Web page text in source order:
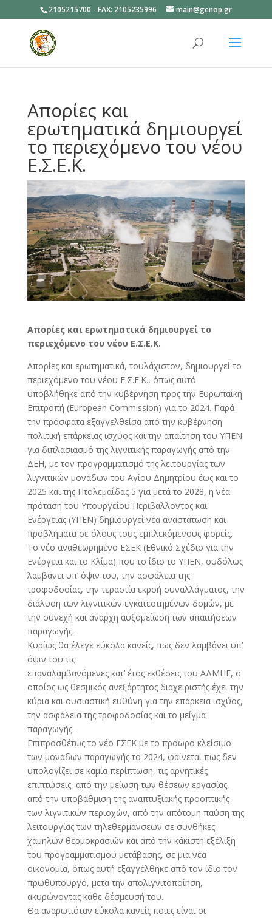
2105215700 - FAX: 2105235996 main@genop.gr
Απορίες και
ερωτηματικά δημιουργεί
το περιεχόμενο του νέου
Ε.Σ.Ε.Κ.
Απορίες και ερωτηματικά δημιουργεί το
περιεχόμενο του νέου Ε.Σ.Ε.Κ.
Απορίες και ερωτηματικά, τουλάχιστον, δημιουργεί το
περιεχόμενο του νέου Ε.Σ.Ε.Κ., όπως αυτό
υποβλήθηκε από την κυβέρνηση προς την Ευρωπαϊκή
Επιτροπή (European Commission) για το 2024. Παρά
την πρόσφατα εξαγγελθείσα από την κυβέρνηση
πολιτική επάρκειας ισχύος και την απαίτηση του ΥΠΕΝ
για διπλασιασμό της λιγνιτικής παραγωγής από την
ΔΕΗ, με τον προγραμματισμό της λειτουργίας των
λιγνιτικών μονάδων του Αγίου Δημητρίου έως και το
2025 και της Πτολεμαΐδας 5 για μετά το 2028, η νέα
πρόταση του Υπουργείου Περιβάλλοντος και
Ενέργειας (ΥΠΕΝ) δημιουργεί νέα αναστάτωση και
προβλήματα σε όλους τους εμπλεκόμενους φορείς.
Το νέο αναθεωρημένο ΕΣΕΚ (Εθνικό Σχέδιο για την
Ενέργεια και το Κλίμα) που το ίδιο το ΥΠΕΝ, ουδόλως
λαμβάνει υπ’ όψιν του, την ασφάλεια της
τροφοδοσίας, την τεραστία εκροή συναλλάγματος, την
διάλυση των λιγνιτικών εγκατεστημένων δομών, με
την συνεχή και άναρχη αυξομείωση των απαιτήσεων
παραγωγής.
Κυρίως θα έλεγε εύκολα κανείς, πως δεν λαμβάνει υπ’
όψιν του τις
επαναλαμβανόμενες κατ’ έτος εκθέσεις του ΑΔΜΗΕ, ο
οποίος ως θεσμικός ανεξάρτητος διαχειριστής έχει την
κύρια και ουσιαστική ευθύνη για την επάρκεια ισχύος,
την ασφάλεια της τροφοδοσίας και το μείγμα
παραγωγής.
Επιπροσθέτως το νέο ΕΣΕΚ με το πρόωρο κλείσιμο
των μονάδων παραγωγής το 2024, φαίνεται πως δεν
υπολογίζει σε καμία περίπτωση, τις αρνητικές
επιπτώσεις, από την μείωση των θέσεων εργασίας,
από την υποβάθμιση της αναπτυξιακής προοπτικής
των λιγνιτικών περιοχών, από την απότομη παύση της
λειτουργίας των τηλεθερμάνσεων σε συνθήκες
χαμηλών θερμοκρασιών και από την κάκιστη εξέλιξη
του προγραμματισμού μετάβασης, σε μια νέα
οικονομία, όπως αυτή εξαγγέλθηκε από τον ίδιο τον
πρωθυπουργό, μετά την απολιγνιτοποίηση,
ακυρώνοντας κάθε δέσμευσή του.
Θα αναρωτιόταν εύκολα κανείς ποιες είναι οι